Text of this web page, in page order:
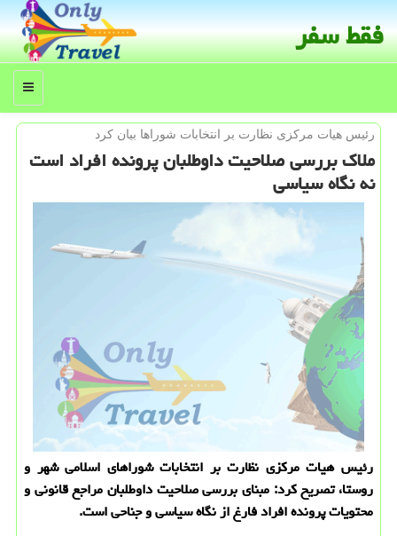
فقط سفر
منو
رئیس هیات مركزی نظارت بر انتخابات شوراها بیان كرد
ملاك بررسی صلاحیت داوطلبان پرونده افراد است
نه نگاه سیاسی
رئیس هیات مرکزی نظارت بر انتخابات شوراهای اسلامی شهر و
روستا، تصریح کرد: مبنای بررسی صلاحیت داوطلبان مراجع قانونی و
محتویات پرونده افراد فارغ از نگاه سیاسی و جناحی است.